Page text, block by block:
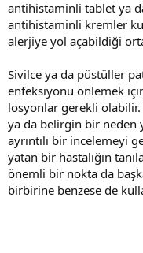
antihistaminli tablet ya
antihistaminli kremler
alerjiye yol açabildiği
Sivilce ya da püstüller
enfeksiyonu önlemek
losyonlar gerekli olabilir.
ya da belirgin bir neden
ayrıntılı bir incelemeyi
yatan bir hastalığın
önemli bir nokta da
birbirine benzese de